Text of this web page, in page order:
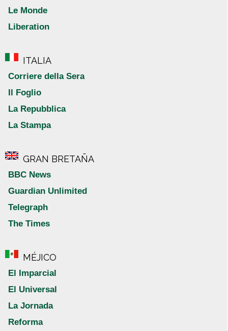
Le Monde
Liberation
ITALIA
Corriere della Sera
Il Foglio
La Repubblica
La Stampa
GRAN BRETAÑA
BBC News
Guardian Unlimited
Telegraph
The Times
MÉJICO
El Imparcial
El Universal
La Jornada
Reforma